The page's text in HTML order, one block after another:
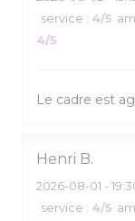
service : 4/5
4/5
Le cadre est
Henri B
2026-08-01 -
service : 4/5